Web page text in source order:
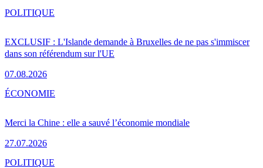
EXCLUSIF : L'Islande demande à Bruxelles de ne pas s'immiscer
dans son référendum sur l'UE
07.08.2026
POLITIQUE
Merci la Chine : elle a sauvé l’économie mondiale
27.07.2026
ÉCONOMIE
POLITIQUE